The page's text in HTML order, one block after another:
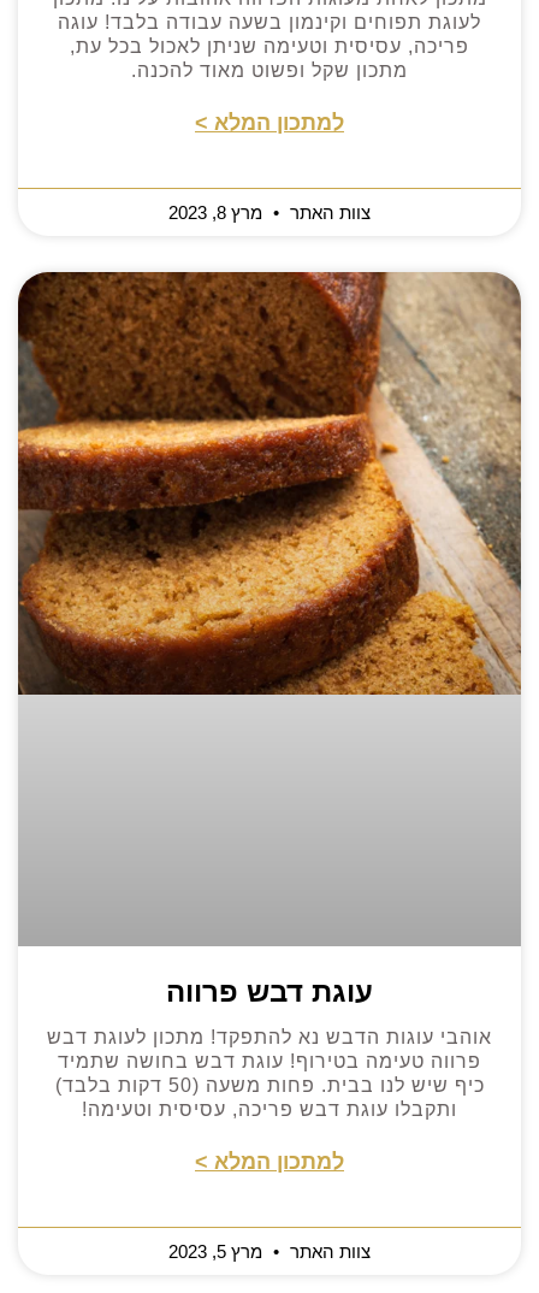
לעוגת תפוחים וקינמון בשעה עבודה בלבד! עוגה
פריכה, עסיסית וטעימה שניתן לאכול בכל עת,
מתכון שקל ופשוט מאוד להכנה.
למתכון המלא >
צוות האתר מרץ 8, 2023
עוגת דבש פרווה
אוהבי עוגות הדבש נא להתפקד! מתכון לעוגת דבש
פרווה טעימה בטירוף! עוגת דבש בחושה שתמיד
כיף שיש לנו בבית. פחות משעה (50 דקות בלבד)
ותקבלו עוגת דבש פריכה, עסיסית וטעימה!
למתכון המלא >
צוות האתר מרץ 5, 2023